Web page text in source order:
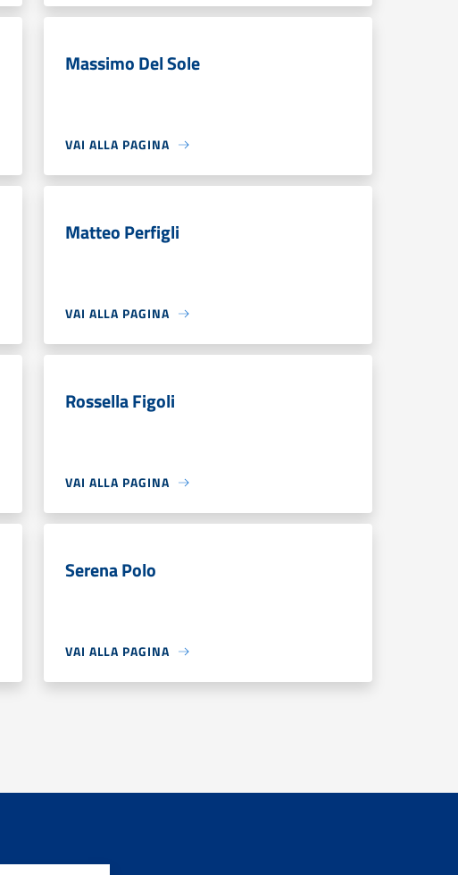
Massimo Del Sole
VAI ALLA PAGINA
Matteo Perfigli
VAI ALLA PAGINA
Rossella Figoli
VAI ALLA PAGINA
Serena Polo
VAI ALLA PAGINA